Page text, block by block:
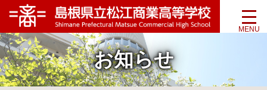
このページの本文へ
お知らせ